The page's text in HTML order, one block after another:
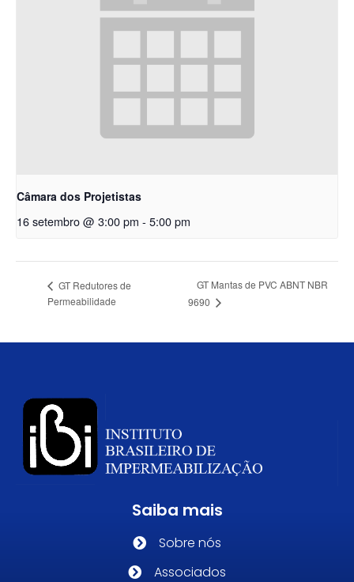
Câmara dos Projetistas
16 setembro @ 3:00 pm - 5:00 pm
GT Redutores de
Permeabilidade
GT Mantas de PVC ABNT NBR
9690
Saiba mais
Sobre nós
Associados